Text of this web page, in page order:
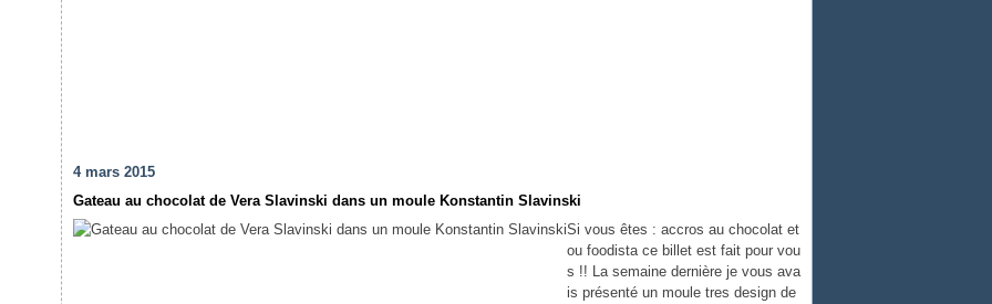
4 mars 2015
Gateau au chocolat de Vera Slavinski dans un moule Konstantin Slavinski
Si vous êtes : accros au chocolat et
ou foodista ce billet est fait pour vou
s !! La semaine dernière je vous ava
is présenté un moule tres design de